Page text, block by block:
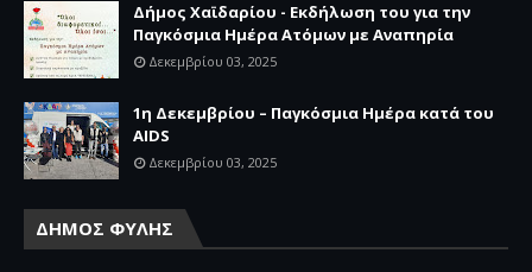
Δήμος Χαϊδαρίου - Εκδήλωση του για την
Παγκόσμια Ημέρα Ατόμων με Αναπηρία
Δεκεμβρίου 03, 2025
1η Δεκεμβρίου – Παγκόσμια Ημέρα κατά του
AIDS
Δεκεμβρίου 03, 2025
ΔΗΜΟΣ ΦΥΛΗΣ